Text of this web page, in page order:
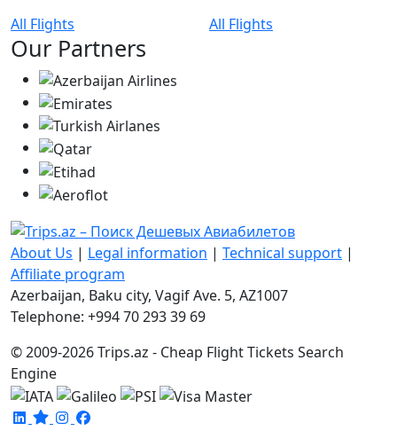
All Flights
All Flights
Our Partners
About Us | Legal information | Technical support |
Affiliate program
Azerbaijan, Baku city, Vagif Ave. 5, AZ1007
Telephone: +994 70 293 39 69
© 2009-2026 Trips.az - Cheap Flight Tickets Search
Engine